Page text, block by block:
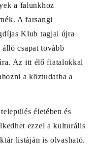
a falunkhoz
A farsangi
Klub tagjai újra
csapat tovább
Az itt élő fiatalokkal
a köztudatba a
életében és
ezzel a kulturális
listáján is olvasható.